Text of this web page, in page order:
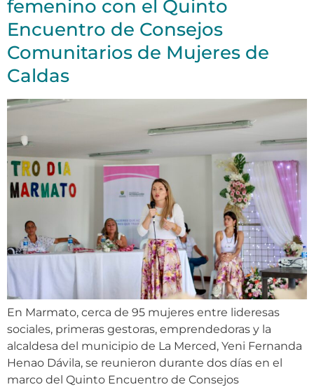
femenino con el Quinto
Encuentro de Consejos
Comunitarios de Mujeres de
Caldas
En Marmato, cerca de 95 mujeres entre lideresas
sociales, primeras gestoras, emprendedoras y la
alcaldesa del municipio de La Merced, Yeni Fernanda
Henao Dávila, se reunieron durante dos días en el
marco del Quinto Encuentro de Consejos